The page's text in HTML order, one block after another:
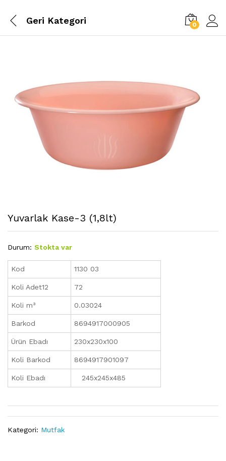
Geri Kategori 0
Yuvarlak Kase-3 (1,8lt)
Durum: Stokta var
Kod 1130 03
Koli Adet12 72
Koli m³ 0.03024
Barkod 8694917000905
Ürün Ebadı 230x230x100
Koli Barkod 8694917901097
Koli Ebadı 245x245x485
Kategori: Mutfak